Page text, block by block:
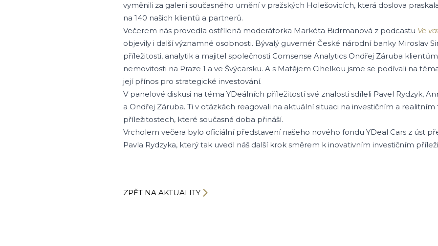
vyměnili za galerii současného umění v pražských Holešovicích, která doslova
na 140 našich klientů a partnerů.
Večerem nás provedla ostřílená moderátorka Markéta Bidrmanová z podcastu Ve
objevily i další významné osobnosti. Bývalý guvernér České národní banky Miroslav
příležitosti, analytik a majitel společnosti Comsense Analytics Ondřej Záruba
nemovitosti na Praze 1 a ve Švýcarsku. A s Matějem Cihelkou jsme se podívali na
její přínos pro strategické investování.
V panelové diskusi na téma YDeálních příležitostí své znalosti sdíleli Pavel Rydzyk,
a Ondřej Záruba. Ti v otázkách reagovali na aktuální situaci na investičním a
příležitostech, které současná doba přináší.
Vrcholem večera bylo oficiální představení našeho nového fondu YDeal Cars z úst
Pavla Rydzyka, který tak uvedl náš další krok směrem k inovativním investičním
ZPĚT NA AKTUALITY